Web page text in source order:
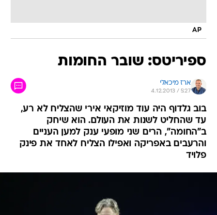
AP
ספיריטס: שובר החומות
ארז מיכאלי
4.12.2013 / 5:27
בוב גלדוף היה עוד מוזיקאי אירי שהצליח לא רע,
עד שהחליט לשנות את העולם. הוא שיחק
ב"החומה", הרים שני מופעי ענק למען העניים
והרעבים באפריקה ואפילו הצליח לאחד את פינק
פלויד